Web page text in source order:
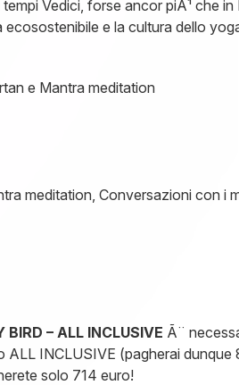
Vedici, forse ancor piÃ¹ che
e la cultura dello
e Mantra meditation
meditation, Conversazioni con i
– ALL INCLUSIVE Ã¨
INCLUSIVE (pagherai
solo 714 euro!